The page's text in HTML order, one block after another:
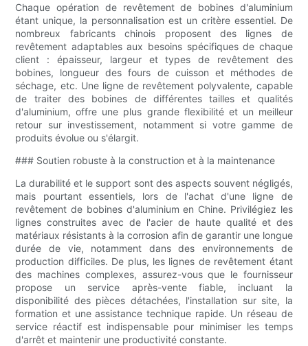
Chaque opération de revêtement de bobines d'aluminium
étant unique, la personnalisation est un critère essentiel. De
nombreux fabricants chinois proposent des lignes de
revêtement adaptables aux besoins spécifiques de chaque
client : épaisseur, largeur et types de revêtement des
bobines, longueur des fours de cuisson et méthodes de
séchage, etc. Une ligne de revêtement polyvalente, capable
de traiter des bobines de différentes tailles et qualités
d'aluminium, offre une plus grande flexibilité et un meilleur
retour sur investissement, notamment si votre gamme de
produits évolue ou s'élargit.
### Soutien robuste à la construction et à la maintenance
La durabilité et le support sont des aspects souvent négligés,
mais pourtant essentiels, lors de l'achat d'une ligne de
revêtement de bobines d'aluminium en Chine. Privilégiez les
lignes construites avec de l'acier de haute qualité et des
matériaux résistants à la corrosion afin de garantir une longue
durée de vie, notamment dans des environnements de
production difficiles. De plus, les lignes de revêtement étant
des machines complexes, assurez-vous que le fournisseur
propose un service après-vente fiable, incluant la
disponibilité des pièces détachées, l'installation sur site, la
formation et une assistance technique rapide. Un réseau de
service réactif est indispensable pour minimiser les temps
d'arrêt et maintenir une productivité constante.